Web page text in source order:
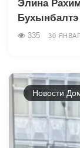
Элина
335 30
Новости